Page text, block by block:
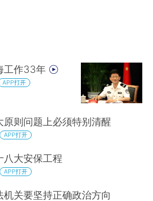
工作33年
APP打开
原则问题上必须特别清醒
APP打开
八大安保工程
APP打开
机关要坚持正确政治方向